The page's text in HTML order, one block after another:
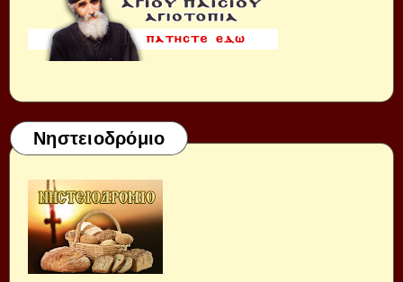
Νηστειοδρόμιο